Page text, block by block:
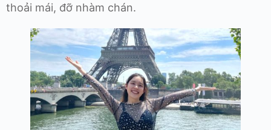
thoải mái, đỡ nhàm chán.